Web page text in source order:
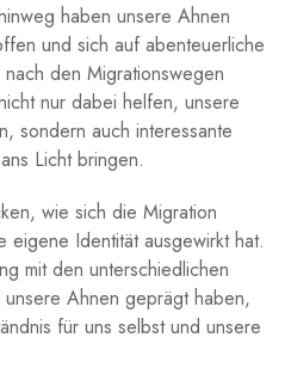
haben‌ unsere Ahnen
und sich auf abenteuerliche⁣
den Migrationswegen
nur dabei helfen, unsere
sondern auch⁢ interessante
Licht bringen.
wie ​sich die ⁣Migration​
eigene ⁢Identität ausgewirkt hat.
mit den unterschiedlichen
Ahnen geprägt haben,
für uns ⁣selbst ⁤und‍ unsere